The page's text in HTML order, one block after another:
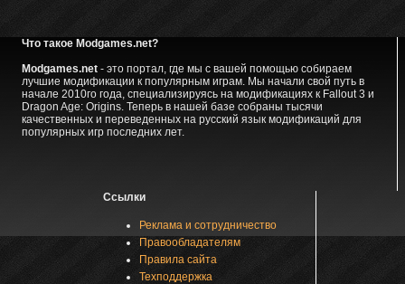
Что такое Modgames.net?
Modgames.net- это портал, где мы с вашей помощью собираем
лучшие модификации к популярным играм. Мы начали свой путь в
начале 2010го года, специализируясь на модификациях к Fallout 3 и
Dragon Age: Origins. Теперь в нашей базе собраны тысячи
качественных и переведенных на русский язык модификаций для
популярных игр последних лет.
Ссылки
Реклама и сотрудничество
Правообладателям
Правила сайта
Техподдержка